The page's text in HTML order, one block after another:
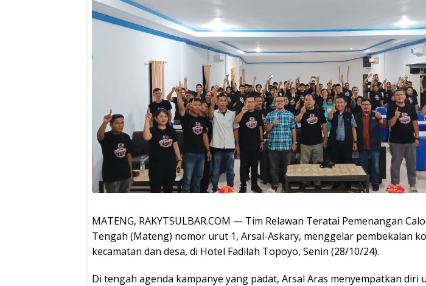
MATENG, RAKYTSULBAR.COM — Tim Relawan Teratai Pemenangan
Tengah (Mateng) nomor urut 1, Arsal-Askary, menggelar pembekalan
kecamatan dan desa, di Hotel Fadilah Topoyo, Senin (28/10/24).
Di tengah agenda kampanye yang padat, Arsal Aras menyempatkan diri